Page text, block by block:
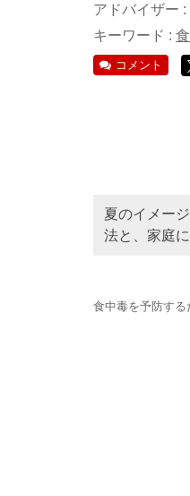
アドバイザー :
キーワード :
コメント
夏のイメー
法と、家庭
食中毒を予防す